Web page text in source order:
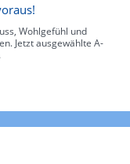
Wohlgefühl und
Jetzt ausgewählte A-